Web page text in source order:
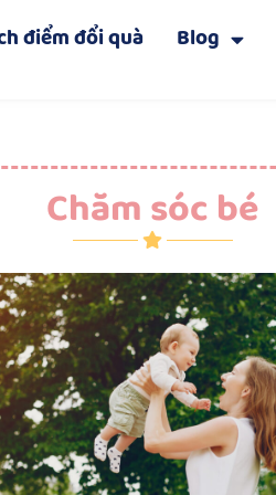
điểm đổi quà Blog
Chăm sóc bé